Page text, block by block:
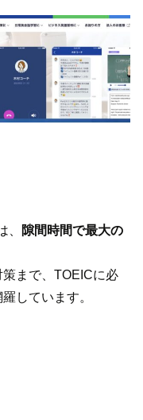
、
隙間時間で最大の
まで、TOEICに必
しています。